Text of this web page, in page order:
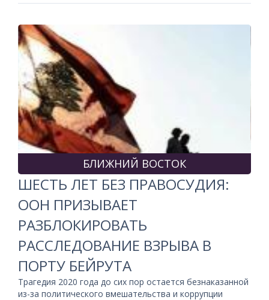
БЛИЖНИЙ ВОСТОК
ШЕСТЬ ЛЕТ БЕЗ ПРАВОСУДИЯ:
ООН ПРИЗЫВАЕТ
РАЗБЛОКИРОВАТЬ
РАССЛЕДОВАНИЕ ВЗРЫВА В
ПОРТУ БЕЙРУТА
Трагедия 2020 года до сих пор остается безнаказанной
из-за политического вмешательства и коррупции